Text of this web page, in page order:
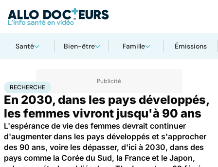
Santé Bien-être Famille Émissions
AccueilSantéMaladies Recherche
RECHERCHE
En 2030, dans les pays développés,
les femmes vivront jusqu'à 90 ans
L'espérance de vie des femmes devrait continuer
d'augmenter dans les pays développés et s'approcher
des 90 ans, voire les dépasser, d'ici à 2030, dans des
pays comme la Corée du Sud, la France et le Japon,